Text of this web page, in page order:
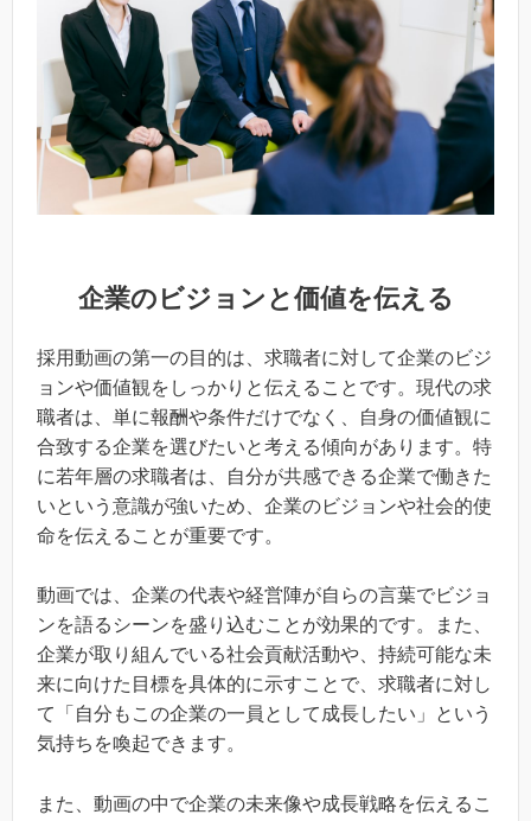
企業のビジョンと価値を伝える
採用動画の第一の目的は、求職者に対して企業のビジ
ョンや価値観をしっかりと伝えることです。現代の求
職者は、単に報酬や条件だけでなく、自身の価値観に
合致する企業を選びたいと考える傾向があります。特
に若年層の求職者は、自分が共感できる企業で働きた
いという意識が強いため、企業のビジョンや社会的使
命を伝えることが重要です。
動画では、企業の代表や経営陣が自らの言葉でビジョ
ンを語るシーンを盛り込むことが効果的です。また、
企業が取り組んでいる社会貢献活動や、持続可能な未
来に向けた目標を具体的に示すことで、求職者に対し
て「自分もこの企業の一員として成長したい」という
気持ちを喚起できます。
また、動画の中で企業の未来像や成長戦略を伝えるこ